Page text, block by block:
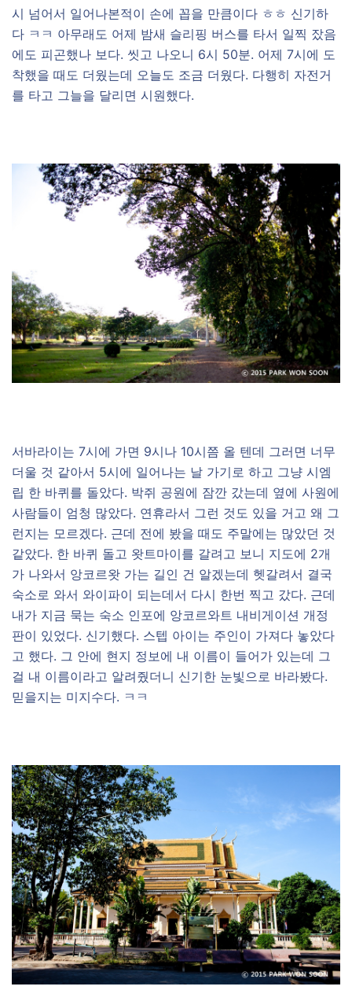
시 넘어서 일어나본적이 손에 꼽을 만큼이다 ㅎㅎ 신기하
다 ㅋㅋ 아무래도 어제 밤새 슬리핑 버스를 타서 일찍 잤음
에도 피곤했나 보다. 씻고 나오니 6시 50분. 어제 7시에 도
착했을 때도 더웠는데 오늘도 조금 더웠다. 다행히 자전거
를 타고 그늘을 달리면 시원했다.
서바라이는 7시에 가면 9시나 10시쯤 올 텐데 그러면 너무
더울 것 같아서 5시에 일어나는 날 가기로 하고 그냥 시엠
립 한 바퀴를 돌았다. 박쥐 공원에 잠깐 갔는데 옆에 사원에
사람들이 엄청 많았다. 연휴라서 그런 것도 있을 거고 왜 그
런지는 모르겠다. 근데 전에 봤을 때도 주말에는 많았던 것
같았다. 한 바퀴 돌고 왓트마이를 갈려고 보니 지도에 2개
가 나와서 앙코르왓 가는 길인 건 알겠는데 헷갈려서 결국
숙소로 와서 와이파이 되는데서 다시 한번 찍고 갔다. 근데
내가 지금 묵는 숙소 인포에 앙코르와트 내비게이션 개정
판이 있었다. 신기했다. 스텝 아이는 주인이 가져다 놓았다
고 했다. 그 안에 현지 정보에 내 이름이 들어가 있는데 그
걸 내 이름이라고 알려줬더니 신기한 눈빛으로 바라봤다.
믿을지는 미지수다. ㅋㅋ